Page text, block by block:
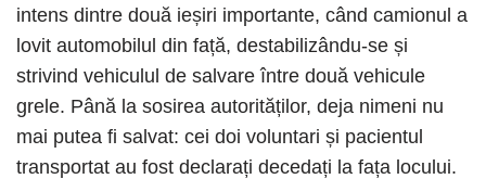
intens dintre două ieșiri importante, când camionul a
lovit automobilul din față, destabilizându-se și
strivind vehiculul de salvare între două vehicule
grele. Până la sosirea autorităților, deja nimeni nu
mai putea fi salvat: cei doi voluntari și pacientul
transportat au fost declarați decedați la fața locului.